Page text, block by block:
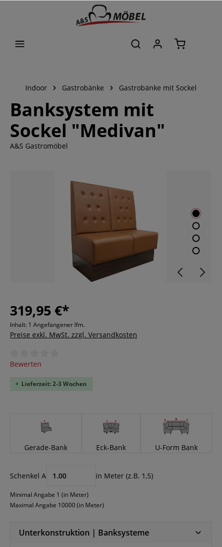
Indoor Gastrobänke Gastrobänke mit Sockel
Banksystem mit
Sockel "Medivan"
A&S Gastromöbel
319,95 €*
Inhalt: 1 Angefangener lfm.
Preise exkl. MwSt. zzgl. Versandkosten
Durchschnittliche Bewertung von 0 von 5 Sternen
Bewerten
Lieferzeit: 2-3 Wochen
Gerade-Bank Eck-Bank U-Form Bank
Schenkel A in Meter (z.B. 1,5)
Minimal Angabe 1 (in Meter)
Maximal Angabe 10000 (in Meter)
Unterkonstruktion | Banksysteme